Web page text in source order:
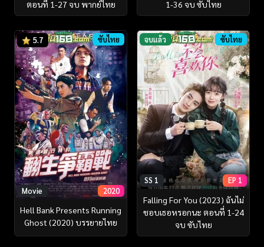
ตอนที่ 1-27 จบ พากย์ไทย
1-36 จบ ซับไทย
5.7 ซับไทย
Movie 2020
Hell Bank Presents Running
Ghost (2020) บรรยายไทย
จบแล้ว ซับไทย
SS 1 EP 1
Falling For You (2023) ฉันไม่
ชอบเธอหรอกนะ ตอนที่ 1-24
จบ ซับไทย